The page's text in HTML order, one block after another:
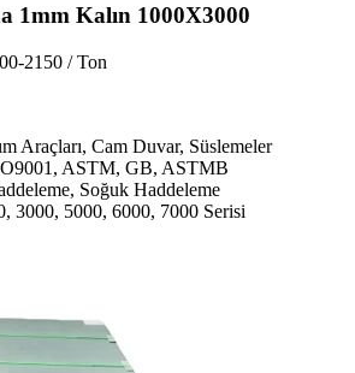
1mm Kalın 1000X3000
2150 / Ton
Araçları, Cam Duvar, Süslemeler
ASTM, GB, ASTMB
Soğuk Haddeleme
3000, 5000, 6000, 7000 Serisi